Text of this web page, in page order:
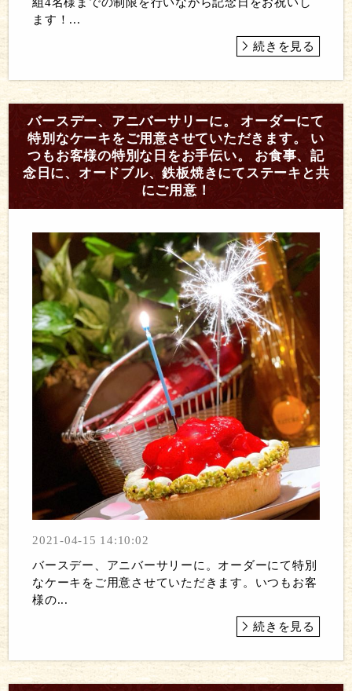
ます！...
続きを見る
バースデー、アニバーサリーに。 オーダーにて
特別なケーキをご用意させていただきます。 い
つもお客様の特別な日をお手伝い。 お食事、記
念日に、オードブル、鉄板焼きにてステーキと共
にご用意！
2021-04-15 14:10:02
バースデー、アニバーサリーに。オーダーにて特別
なケーキをご用意させていただきます。いつもお客
様の...
続きを見る